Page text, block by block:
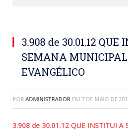
3.908 de 30.01.12 QUE
SEMANA MUNICIPAL
EVANGÉLICO
POR ADMINISTRADOR EM 7 DE MAIO DE
3.908 de 30.01.12 QUE INSTITUI A